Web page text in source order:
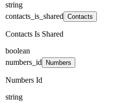
string
contacts_is_shared Contacts
Contacts Is Shared
boolean
numbers_id
Numbers
Numbers Id
string